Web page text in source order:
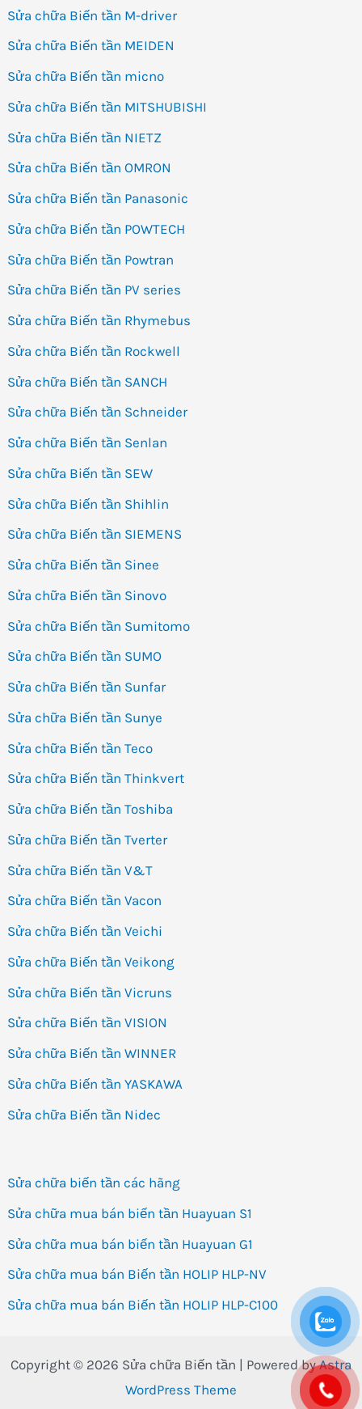
Sửa chữa Biến tần M-driver
Sửa chữa Biến tần MEIDEN
Sửa chữa Biến tần micno
Sửa chữa Biến tần MITSHUBISHI
Sửa chữa Biến tần NIETZ
Sửa chữa Biến tần OMRON
Sửa chữa Biến tần Panasonic
Sửa chữa Biến tần POWTECH
Sửa chữa Biến tần Powtran
Sửa chữa Biến tần PV series
Sửa chữa Biến tần Rhymebus
Sửa chữa Biến tần Rockwell
Sửa chữa Biến tần SANCH
Sửa chữa Biến tần Schneider
Sửa chữa Biến tần Senlan
Sửa chữa Biến tần SEW
Sửa chữa Biến tần Shihlin
Sửa chữa Biến tần SIEMENS
Sửa chữa Biến tần Sinee
Sửa chữa Biến tần Sinovo
Sửa chữa Biến tần Sumitomo
Sửa chữa Biến tần SUMO
Sửa chữa Biến tần Sunfar
Sửa chữa Biến tần Sunye
Sửa chữa Biến tần Teco
Sửa chữa Biến tần Thinkvert
Sửa chữa Biến tần Toshiba
Sửa chữa Biến tần Tverter
Sửa chữa Biến tần V&T
Sửa chữa Biến tần Vacon
Sửa chữa Biến tần Veichi
Sửa chữa Biến tần Veikong
Sửa chữa Biến tần Vicruns
Sửa chữa Biến tần VISION
Sửa chữa Biến tần WINNER
Sửa chữa Biến tần YASKAWA
Sửa chữa Biến tần Nidec
Sửa chữa biến tần các hãng
Sửa chữa mua bán biến tần Huayuan S1
Sửa chữa mua bán biến tần Huayuan G1
Sửa chữa mua bán Biến tần HOLIP HLP-NV
Sửa chữa mua bán Biến tần HOLIP HLP-C100
Copyright © 2026 Sửa chữa Biến tần | Powered byAstra
WordPress Theme